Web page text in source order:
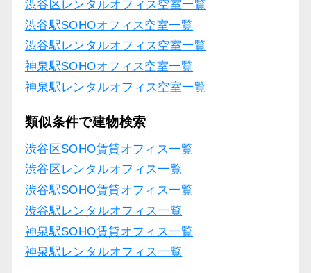
渋谷区レンタルオフィス空室一覧
渋谷駅SOHOオフィス空室一覧
渋谷駅レンタルオフィス空室一覧
神泉駅SOHOオフィス空室一覧
神泉駅レンタルオフィス空室一覧
類似条件で建物検索
渋谷区SOHO賃貸オフィス一覧
渋谷区レンタルオフィス一覧
渋谷駅SOHO賃貸オフィス一覧
渋谷駅レンタルオフィス一覧
神泉駅SOHO賃貸オフィス一覧
神泉駅レンタルオフィス一覧